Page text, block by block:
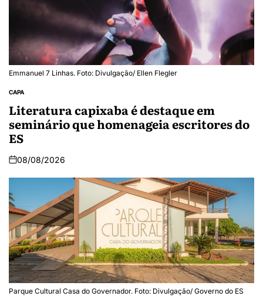
Emmanuel 7 Linhas. Foto: Divulgação/ Ellen Flegler
CAPA
Literatura capixaba é destaque em
seminário que homenageia escritores do
ES
08/08/2026
Parque Cultural Casa do Governador. Foto: Divulgação/ Governo do ES